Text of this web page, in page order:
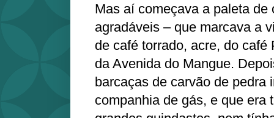
Mas aí começava a paleta de
agradáveis – que marcava a
de café torrado, acre, do
da Avenida do Mangue.
barcaças de carvão de pedra
companhia de gás, e que era